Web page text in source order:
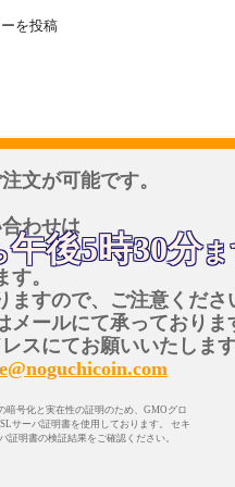
を投稿
文が可能です。
わせは
午後5時30分ま
。
すので、ご注意くださ
ールにて承っておりま
スにてお願いいたします
暗号化と実在性の証明のため、GMOグロ
サーバ証明書を使用しております。 セキ
証明書の検証結果をご確認ください。